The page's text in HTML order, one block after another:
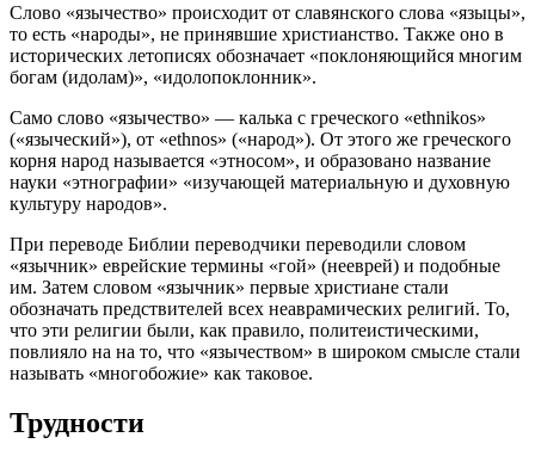
Слово «язычество» происходит от славянского слова «языцы»,
то есть «народы», не принявшие христианство. Также оно в
исторических летописях обозначает «поклоняющийся многим
богам (идолам)», «идолопоклонник».
Само слово «язычество» — калька с греческого «ethnikos»
(«языческий»), от «ethnos» («народ»). От этого же греческого
корня народ называется «этносом», и образовано название
науки «этнографии» «изучающей материальную и духовную
культуру народов».
При переводе Библии переводчики переводили словом
«язычник» еврейские термины «гой» (нееврей) и подобные
им. Затем словом «язычник» первые христиане стали
обозначать предствителей всех неаврамических религий. То,
что эти религии были, как правило, политеистическими,
повлияло на на то, что «язычеством» в широком смысле стали
называть «многобожие» как таковое.
Трудности